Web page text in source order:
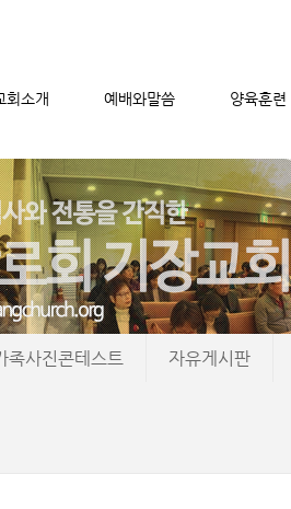
회소개 예배와말씀 양육훈련
건너뛰기
족사진콘테스트 자유게시판